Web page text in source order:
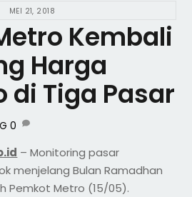
MEI 21, 2018
Kembali
Harga
di Tiga Pasar
0
– Monitoring pasar
menjelang Bulan Ramadhan
Pemkot Metro (15/05).